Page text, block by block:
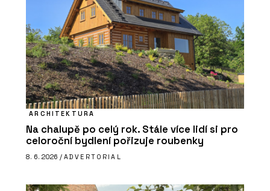
ARCHITEKTURA
Na chalupě po celý rok. Stále více lidí si pro
celoroční bydlení pořizuje roubenky
8. 6. 2026 / ADVERTORIAL